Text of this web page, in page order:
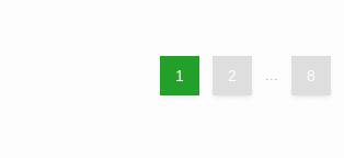
1 2 ... 8